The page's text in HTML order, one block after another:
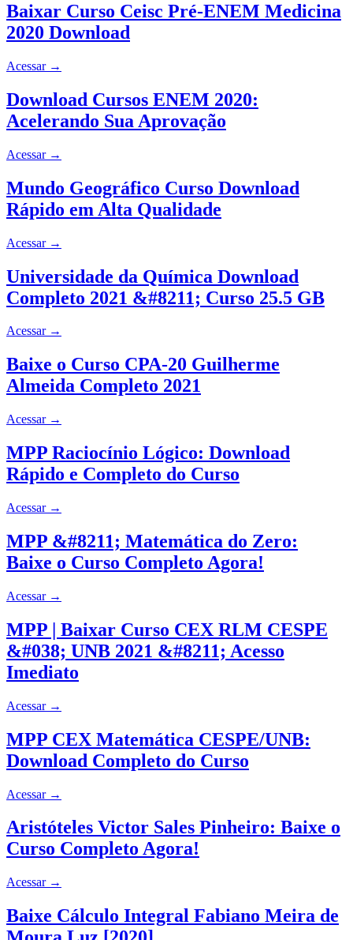
Baixar Curso Ceisc Pré-ENEM Medicina
2020 Download
Acessar →
Download Cursos ENEM 2020:
Acelerando Sua Aprovação
Acessar →
Mundo Geográfico Curso Download
Rápido em Alta Qualidade
Acessar →
Universidade da Química Download
Completo 2021 &#8211; Curso 25.5 GB
Acessar →
Baixe o Curso CPA-20 Guilherme
Almeida Completo 2021
Acessar →
MPP Raciocínio Lógico: Download
Rápido e Completo do Curso
Acessar →
MPP &#8211; Matemática do Zero:
Baixe o Curso Completo Agora!
Acessar →
MPP | Baixar Curso CEX RLM CESPE
&#038; UNB 2021 &#8211; Acesso
Imediato
Acessar →
MPP CEX Matemática CESPE/UNB:
Download Completo do Curso
Acessar →
Aristóteles Victor Sales Pinheiro: Baixe o
Curso Completo Agora!
Acessar →
Baixe Cálculo Integral Fabiano Meira de